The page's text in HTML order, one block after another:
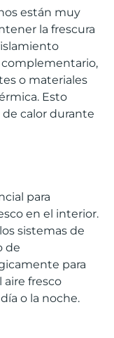
están muy
la frescura
o materiales
Esto
calor durante
para
en el interior.
sistemas de
de
para
aire fresco
o la noche.